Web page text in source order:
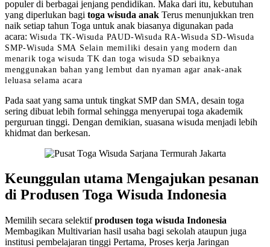
populer di berbagai jenjang pendidikan. Maka dari itu, kebutuhan
yang diperlukan bagi toga wisuda anak Terus menunjukkan tren
naik setiap tahun Toga untuk anak biasanya digunakan pada
acara: Wisuda TK-Wisuda PAUD-Wisuda RA-Wisuda SD-Wisuda
SMP-Wisuda SMA Selain memiliki desain yang modern dan
menariktoga wisuda TK dan toga wisuda SD sebaiknya
menggunakan bahan yang lembut dan nyaman agar anak-anak
leluasa selama acara
Pada saat yang sama untuk tingkat SMP dan SMA, desain toga
sering dibuat lebih formal sehingga menyerupai toga akademik
perguruan tinggi. Dengan demikian, suasana wisuda menjadi lebih
khidmat dan berkesan.
Keunggulan utama Mengajukan pesanan
di Produsen Toga Wisuda Indonesia
Memilih secara selektifprodusen toga wisuda Indonesia
Membagikan Multivarian hasil usaha bagi sekolah ataupun juga
institusi pembelajaran tinggi Pertama, Proses kerja Jaringan